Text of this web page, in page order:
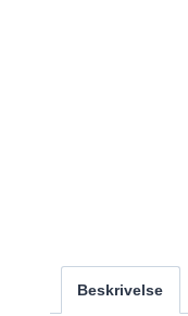
Beskrivelse